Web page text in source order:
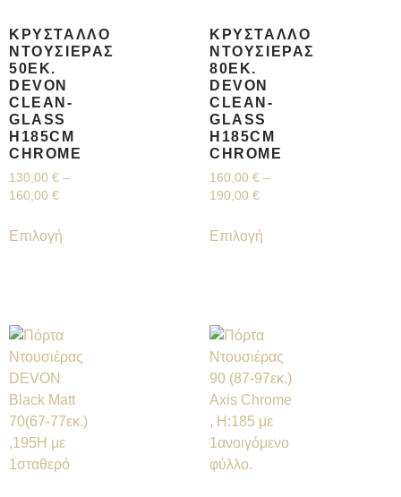
ΚΡΎΣΤΑΛΛΟ
ΝΤΟΥΣΙΈΡΑΣ
50ΕΚ.
DEVON
CLEAN-
GLASS
H185CM
CHROME
130,00 € –
160,00 €
Επιλογή
ΚΡΎΣΤΑΛΛΟ
ΝΤΟΥΣΙΈΡΑΣ
80ΕΚ.
DEVON
CLEAN-
GLASS
H185CM
CHROME
160,00 € –
190,00 €
Επιλογή